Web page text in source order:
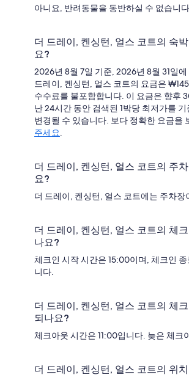
아니요, 반려동물을 동반하실 수 없습니
더 드레이, 켄싱턴, 얼스 코트의 숙
요?
2026년 8월 7일 기준, 2026년 8월 31일에
드레이, 켄싱턴, 얼스 코트의 요금은
수수료를 불포함합니다. 이 요금은 향후
난 24시간 동안 검색된 1박당 최저가를
변경될 수 있습니다. 보다 정확한 요금을
주세요.
더 드레이, 켄싱턴, 얼스 코트의 주
요?
더 드레이, 켄싱턴, 얼스 코트에는 주차장
더 드레이, 켄싱턴, 얼스 코트의 체
나요?
체크인 시작 시간은 15:00이며, 체크인
니다.
더 드레이, 켄싱턴, 얼스 코트의 체
되나요?
체크아웃 시간은 11:00입니다. 늦은 체크
더 드레이, 켄싱턴, 얼스 코트의 위